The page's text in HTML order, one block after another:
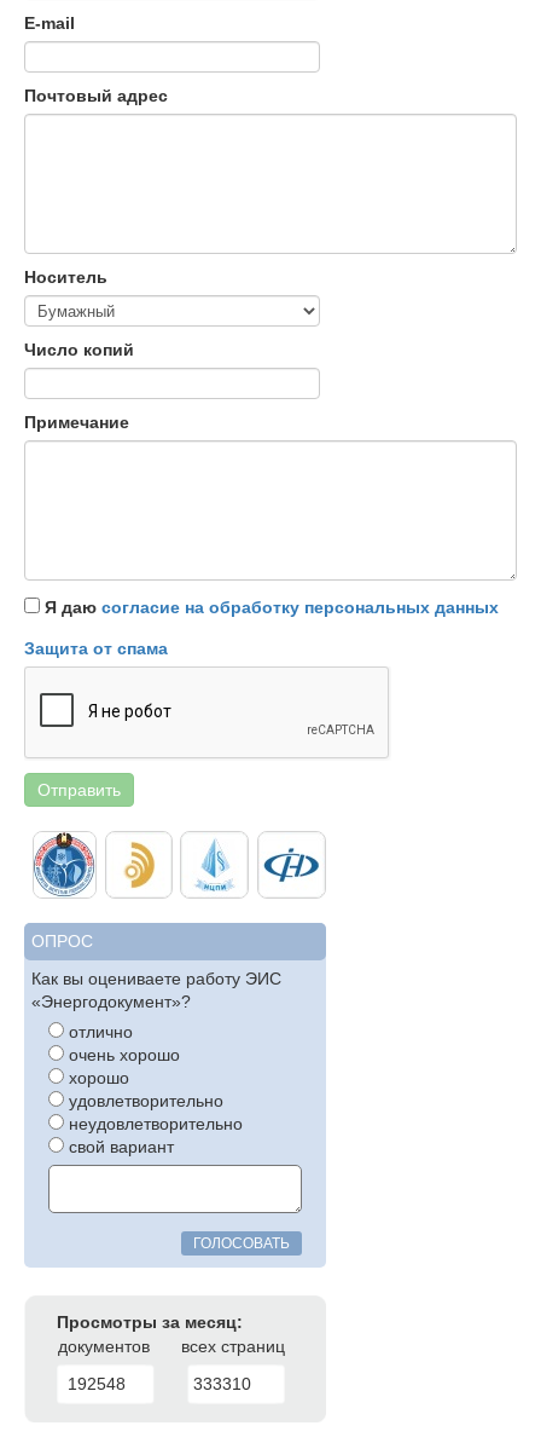
E-mail
Почтовый адрес
Носитель
Число копий
Примечание
Я даю согласие на обработку персональных данных
Защита от спама
Отправить
ОПРОС
Как вы оцениваете работу ЭИС
«Энергодокумент»?
отлично
очень хорошо
хорошо
удовлетворительно
неудовлетворительно
свой вариант
ГОЛОСОВАТЬ
Просмотры за месяц:
документов
всех страниц
192548
333310